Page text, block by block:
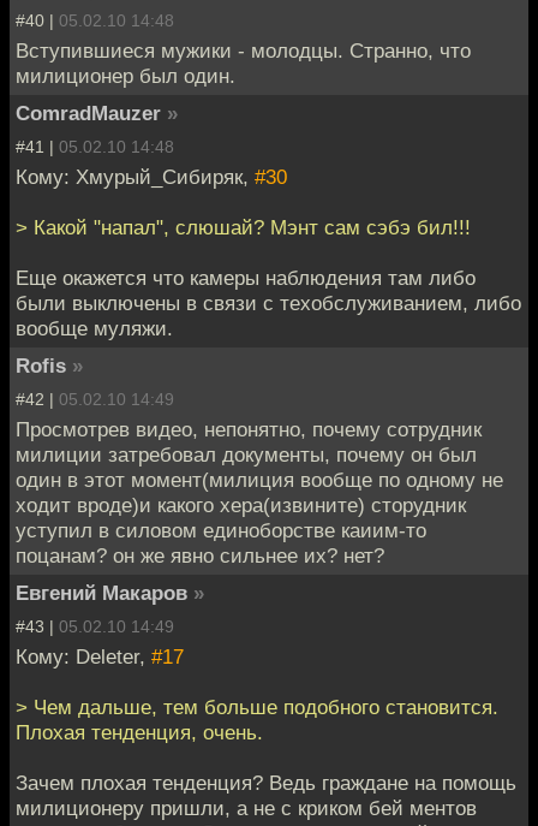
#40 | 05.02.10 14:48
Вступившиеся мужики - молодцы. Странно, что
милиционер был один.
ComradMauzer »
#41 | 05.02.10 14:48
Кому: Хмурый_Сибиряк, #30
> Какой "напал", слюшай? Мэнт сам сэбэ бил!!!
Еще окажется что камеры наблюдения там либо
были выключены в связи с техобслуживанием, либо
вообще муляжи.
Rofis »
#42 | 05.02.10 14:49
Просмотрев видео, непонятно, почему сотрудник
милиции затребовал документы, почему он был
один в этот момент(милиция вообще по одному не
ходит вроде)и какого хера(извините) сторудник
уступил в силовом единоборстве каиим-то
поцанам? он же явно сильнее их? нет?
Евгений Макаров »
#43 | 05.02.10 14:49
Кому: Deleter, #17
> Чем дальше, тем больше подобного становится.
Плохая тенденция, очень.
Зачем плохая тенденция? Ведь граждане на помощь
милиционеру пришли, а не с криком бей ментов